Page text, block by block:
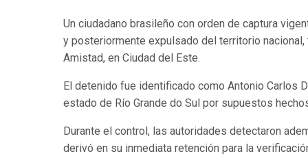
Un ciudadano brasileño con orden de captura
y posteriormente expulsado del territorio
Amistad, en Ciudad del Este.
El detenido fue identificado como Antonio Carlos
estado de Río Grande do Sul por supuestos
Durante el control, las autoridades detectaron
derivó en su inmediata retención para la